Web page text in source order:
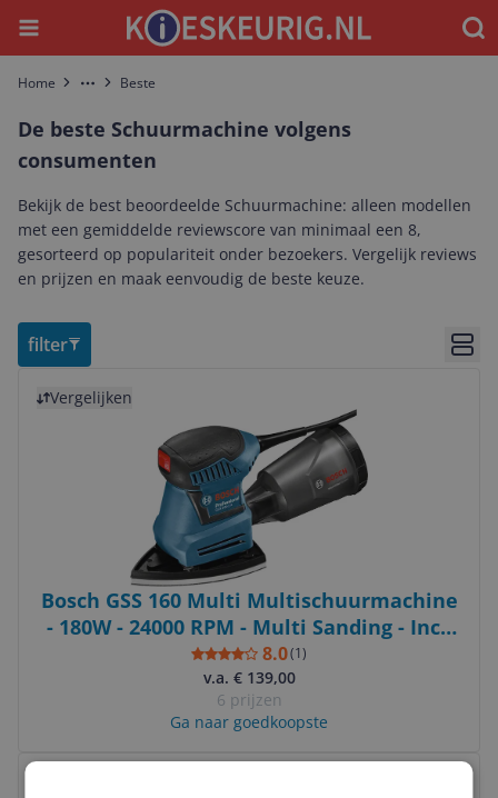
Menu
Home More Beste
De beste Schuurmachine volgens
consumenten
Bekijk de best beoordeelde Schuurmachine: alleen modellen
met een gemiddelde reviewscore van minimaal een 8,
gesorteerd op populariteit onder bezoekers. Vergelijk reviews
en prijzen en maak eenvoudig de beste keuze.
filter
Vergelijken
Bosch GSS 160 Multi Multischuurmachine
- 180W - 24000 RPM - Multi Sanding - Incl.
Case8.0(1)
v.a. € 139,00
6 prijzen
Ga naar goedkoopste
Bekijk product